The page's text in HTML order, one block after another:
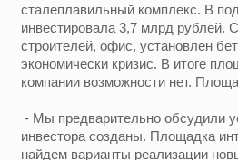
сталеплавильный комплекс. В
инвестировала 3,7 млрд рублей.
строителей, офис, установлен
экономически кризис. В итоге
компании возможности нет.
- Мы предварительно обсудили
инвестора созданы. Площадка
найдем варианты реализации